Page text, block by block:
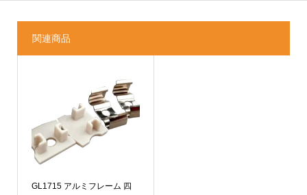
関連商品
GL1715 アルミフレーム 四